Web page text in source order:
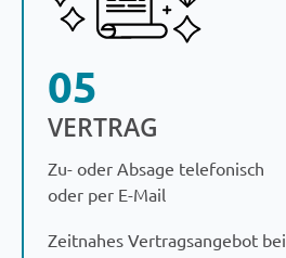
05
VERTRAG
Zu- oder Absage telefonisch
oder per E-Mail
Zeitnahes Vertragsangebot bei